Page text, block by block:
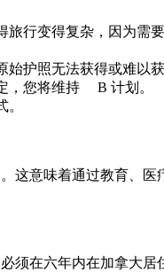
行变得复杂，因为需
护照无法获得或难以获
，您将维持 B 计划。
意味着通过教育、
在六年内在加拿大